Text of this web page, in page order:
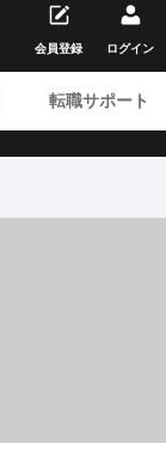
転職サポート
会員登録 ログイン